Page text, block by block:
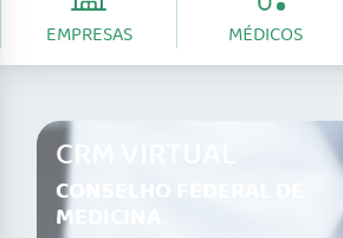
EMPRESAS MÉDICOS
CRM VIRTUAL
CONSELHO FEDERAL DE
MEDICINA